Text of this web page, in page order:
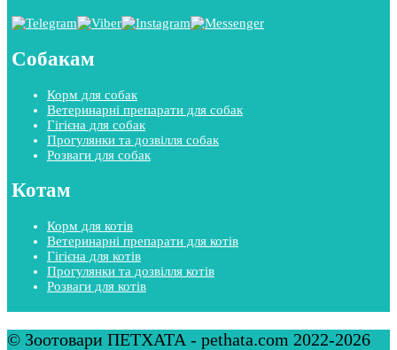
Собакам
Корм для собак
Ветеринарні препарати для собак
Гігієна для собак
Прогулянки та дозвілля собак
Розваги для собак
Котам
Корм для котів
Ветеринарні препарати для котів
Гігієна для котів
Прогулянки та дозвілля котів
Розваги для котів
© Зоотовари ПЕТХАТА - pethata.com 2022-2026